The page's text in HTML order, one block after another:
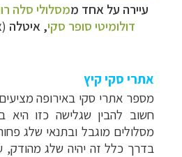
עיירה על אחד ממסלולי סלה
דולומיטי סופר סקי, איטלה
אתרי סקי קיץ
מספר אתרי סקי באירופה
חשוב להבין שגלישה כזו
מסלולים מוגבל ובתנאי שלג
בדרך כלל זה יהיה שלג מהודק,